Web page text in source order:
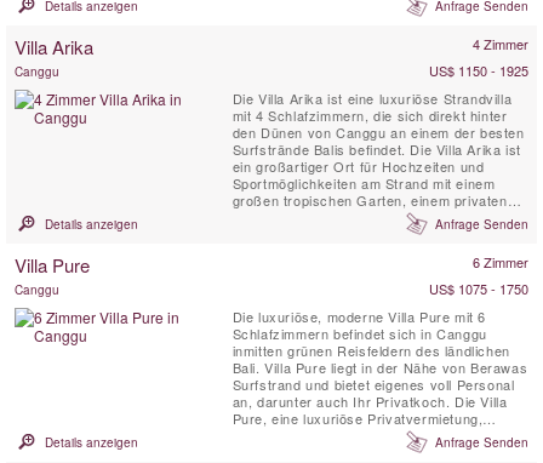
könnte Ihre perfekte Luxusvilla auf Bali sein!
Details anzeigen Anfrage Senden
Villa Arika 4 Zimmer
Canggu
US$ 1150 - 1925
Die Villa Arika ist eine luxuriöse Strandvilla
mit 4 Schlafzimmern, die sich direkt hinter
den Dünen von Canggu an einem der besten
Surfstrände Balis befindet. Die Villa Arika ist
ein großartiger Ort für Hochzeiten und
Sportmöglichkeiten am Strand mit einem
großen tropischen Garten, einem privaten
Swimmingpool, einem Fitnessstudio und
Vollzeitmitarbeitern. Diese luxuriöse
Süden, im Norden Palmen, Reisterrassen
Details anzeigen Anfrage Senden
Villa Pure 6 Zimmer
Canggu
US$ 1075 - 1750
Die luxuriöse, moderne Villa Pure mit 6
Schlafzimmern befindet sich in Canggu
inmitten grünen Reisfeldern des ländlichen
Bali. Villa Pure liegt in der Nähe von Berawas
Surfstrand und bietet eigenes voll Personal
an, darunter auch Ihr Privatkoch. Die Villa
Pure, eine luxuriöse Privatvermietung,
verfügt über große tropische Gärten, einen
15-Meter-Pool mit einer großen schattigen
Details anzeigen Anfrage Senden